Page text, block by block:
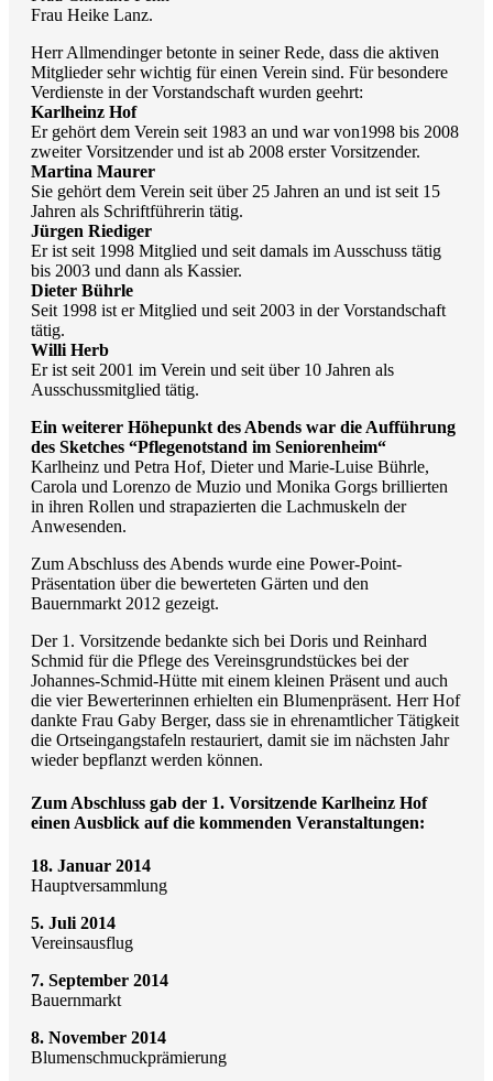
Frau Heike Lanz.
Herr Allmendinger betonte in seiner Rede, dass die aktiven
Mitglieder sehr wichtig für einen Verein sind. Für besondere
Verdienste in der Vorstandschaft wurden geehrt:
Karlheinz Hof
Er gehört dem Verein seit 1983 an und war von1998 bis 2008
zweiter Vorsitzender und ist ab 2008 erster Vorsitzender.
Martina Maurer
Sie gehört dem Verein seit über 25 Jahren an und ist seit 15
Jahren als Schriftführerin tätig.
Jürgen Riediger
Er ist seit 1998 Mitglied und seit damals im Ausschuss tätig
bis 2003 und dann als Kassier.
Dieter Bührle
Seit 1998 ist er Mitglied und seit 2003 in der Vorstandschaft
tätig.
Willi Herb
Er ist seit 2001 im Verein und seit über 10 Jahren als
Ausschussmitglied tätig.
Ein weiterer Höhepunkt des Abends war die Aufführung
des Sketches “Pflegenotstand im Seniorenheim“
Karlheinz und Petra Hof, Dieter und Marie-Luise Bührle,
Carola und Lorenzo de Muzio und Monika Gorgs brillierten
in ihren Rollen und strapazierten die Lachmuskeln der
Anwesenden.
Zum Abschluss des Abends wurde eine Power-Point-
Präsentation über die bewerteten Gärten und den
Bauernmarkt 2012 gezeigt.
Der 1. Vorsitzende bedankte sich bei Doris und Reinhard
Schmid für die Pflege des Vereinsgrundstückes bei der
Johannes-Schmid-Hütte mit einem kleinen Präsent und auch
die vier Bewerterinnen erhielten ein Blumenpräsent. Herr Hof
dankte Frau Gaby Berger, dass sie in ehrenamtlicher Tätigkeit
die Ortseingangstafeln restauriert, damit sie im nächsten Jahr
wieder bepflanzt werden können.
Zum Abschluss gab der 1. Vorsitzende Karlheinz Hof
einen Ausblick auf die kommenden Veranstaltungen:
18. Januar 2014
Hauptversammlung
5. Juli 2014
Vereinsausflug
7. September 2014
Bauernmarkt
8. November 2014
Blumenschmuckprämierung